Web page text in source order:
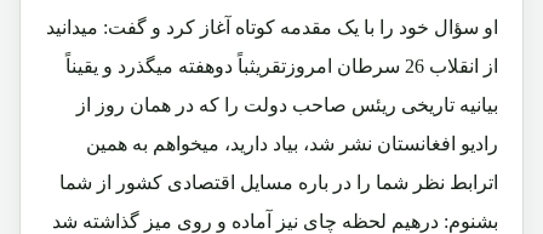
او سؤال خود را با یک مقدمه کوتاه آغاز کرد و گفت: میدانید
از انقلاب 26 سرطان امروزتقریثباً دوهفته میگذرد و یقیناً
بیانیه تاریخی ریئس صاحب دولت را که در همان روز از
رادیو افغانستان نشر شد، بیاد دارید، میخواهم به همین
اترابط نظر شما را در باره مسایل اقتصادی کشور از شما
بشنوم: درهیم لحظه چای نیز آماده و روی میز گذاشته شد